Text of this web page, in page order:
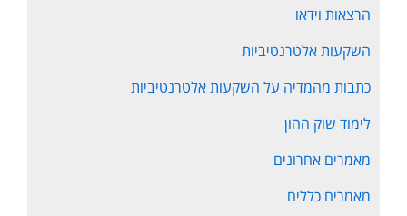
הרצאות וידאו
השקעות אלטרנטיביות
כתבות מהמדיה על השקעות אלטרנטיביות
לימוד שוק ההון
מאמרים אחרונים
מאמרים כללים